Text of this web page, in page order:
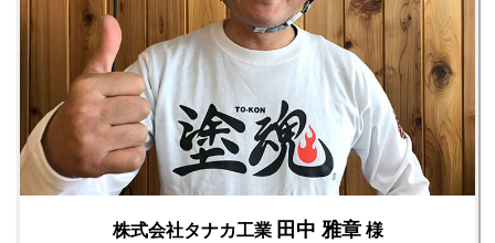
株式会社タナカ工業 田中 雅章様